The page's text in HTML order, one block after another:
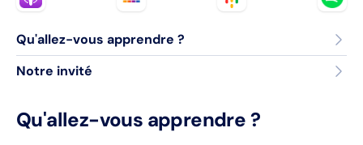
Qu'allez-vous apprendre ?
Notre invité
Qu'allez-vous apprendre ?